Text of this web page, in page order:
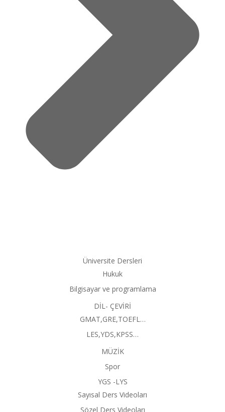
Üniversite Dersleri
Hukuk
Bilgisayar ve programlama
DİL- ÇEVİRİ
GMAT,GRE,TOEFL…
LES,YDS,KPSS…
MÜZİK
Spor
YGS -LYS
Sayısal Ders Videoları
Sözel Ders Videoları